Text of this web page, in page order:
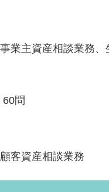
業主資産相談業務
問
客資産相談業務